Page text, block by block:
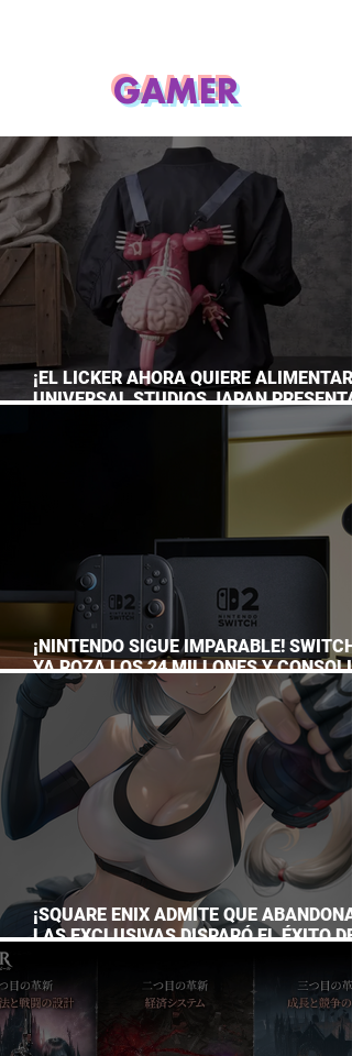
GAMER
¡EL LICKER AHORA QUIERE
UNIVERSAL STUDIOS JAPAN PRESENTA
SU TERRORÍFICA COLECCIÓN DE
¡NINTENDO SIGUE IMPARABLE! SWITCH
YA ROZA LOS 24 MILLONES Y
EL DOMINIO DE LA GRAN N
¡SQUARE ENIX ADMITE QUE
LAS EXCLUSIVAS DISPARÓ EL ÉXITO DE